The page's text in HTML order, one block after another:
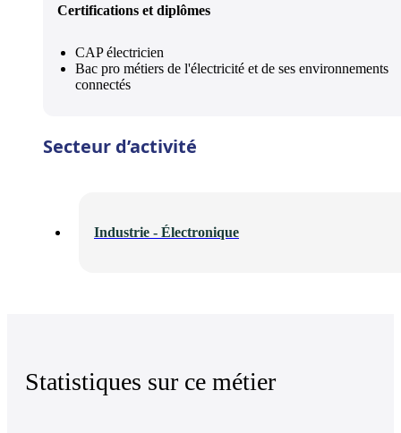
Certifications et diplômes
CAP électricien
Bac pro métiers de l'électricité et de ses environnements
connectés
Secteur d’activité
Industrie - Électronique
Statistiques sur ce métier